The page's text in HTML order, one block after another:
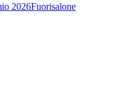
2026Fuorisalone